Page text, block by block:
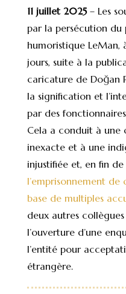
11 juillet 2025– Les
par la persécution du
humoristique LeMan,
jours, suite à la
caricature de Doğan
la signification et
par des
Cela a conduit à une
inexacte et à une
injustifiée et, en fin
l’emprisonnement de
base de multiples
deux autres
l’ouverture d’une
l’entité pour
étrangère.